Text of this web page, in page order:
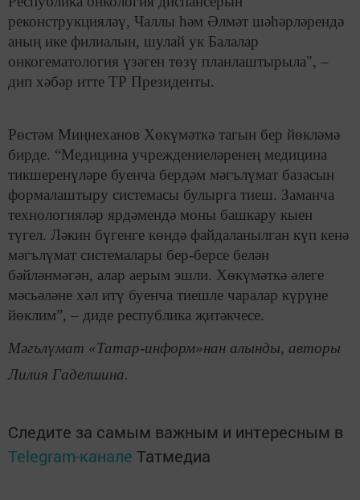
реконструкцияләү, Чаллы һәм Әлмәт шәһәрләрендә
аның ике филиалын, шулай ук Балалар
онкогематология үзәген төзү планлаштырыла", –
дип хәбәр итте ТР Президенты.
Рөстәм Миңнеханов Хөкүмәткә тагын бер йөкләмә
бирде. “Медицина учреждениеләренең медицина
тикшеренүләре буенча бердәм мәгълүмат базасын
формалаштыру системасы булырга тиеш. Заманча
технологияләр ярдәмендә моны башкару кыен
түгел. Ләкин бүгенге көндә файдаланылган күп кенә
мәгълүмат системалары бер-берсе белән
бәйләнмәгән, алар аерым эшли. Хөкүмәткә әлеге
мәсьәләне хәл итү буенча тиешле чаралар күрүне
йөклим”, – диде республика җитәкчесе.
Мәгълүмат «Татар-информ»нан алынды, авторы
Лилия Гаделшина.
Следите за самым важным и интересным в
Telegram-канале Татмедиа